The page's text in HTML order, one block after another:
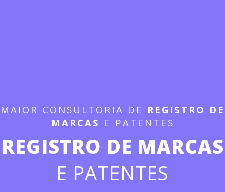
MAIOR CONSULTORIA DE REGISTRO DE
MARCAS E PATENTES
REGISTRO DE MARCAS
E PATENTES